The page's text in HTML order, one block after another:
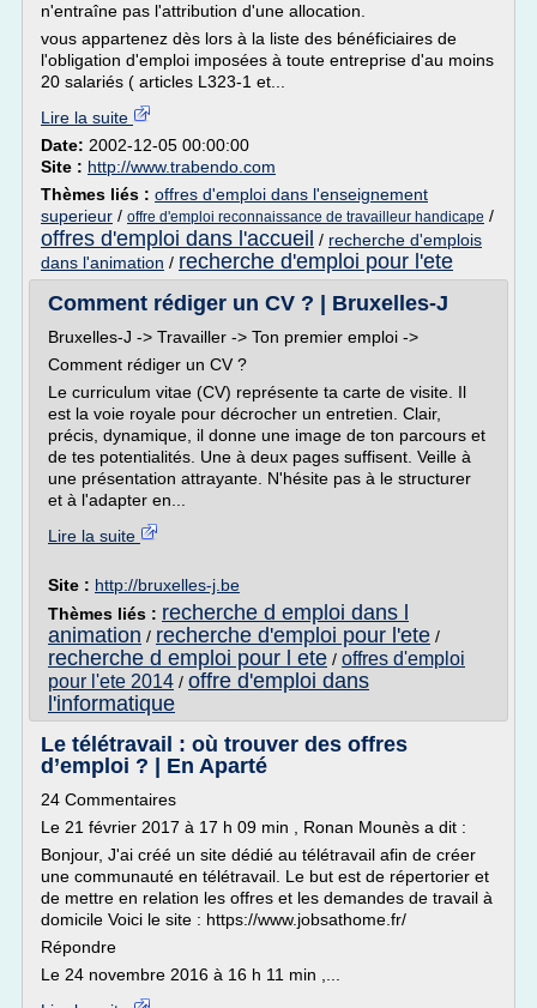
n'entraîne pas l'attribution d'une allocation.
vous appartenez dès lors à la liste des bénéficiaires de
l'obligation d'emploi imposées à toute entreprise d'au moins
20 salariés ( articles L323-1 et...
Lire la suite
Date: 2002-12-05 00:00:00
Site : http://www.trabendo.com
Thèmes liés : offres d'emploi dans l'enseignement
superieur / offre d'emploi reconnaissance de travailleur handicape /
offres d'emploi dans l'accueil / recherche d'emplois
dans l'animation / recherche d'emploi pour l'ete
Comment rédiger un CV ? | Bruxelles-J
Bruxelles-J -> Travailler -> Ton premier emploi ->
Comment rédiger un CV ?
Le curriculum vitae (CV) représente ta carte de visite. Il
est la voie royale pour décrocher un entretien. Clair,
précis, dynamique, il donne une image de ton parcours et
de tes potentialités. Une à deux pages suffisent. Veille à
une présentation attrayante. N'hésite pas à le structurer
et à l'adapter en...
Lire la suite
Site : http://bruxelles-j.be
Thèmes liés : recherche d emploi dans l
animation / recherche d'emploi pour l'ete /
recherche d emploi pour l ete / offres d'emploi
pour l'ete 2014 / offre d'emploi dans
l'informatique
Le télétravail : où trouver des offres
d’emploi ? | En Aparté
24 Commentaires
Le 21 février 2017 à 17 h 09 min , Ronan Mounès a dit :
Bonjour, J'ai créé un site dédié au télétravail afin de créer
une communauté en télétravail. Le but est de répertorier et
de mettre en relation les offres et les demandes de travail à
domicile Voici le site : https://www.jobsathome.fr/
Répondre
Le 24 novembre 2016 à 16 h 11 min ,...